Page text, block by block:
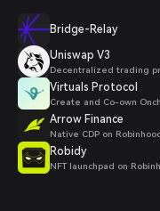
Bridge-Relay
Uniswap V3
Decentralized trading
Virtuals Protocol
Create and Co-own
Arrow Finance
Native CDP on
Robidy
NFT launchpad on